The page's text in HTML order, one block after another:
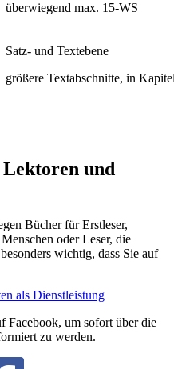
überwiegend max. 15-WS
Satz- und Textebene
größere Textabschnitte, in
und
Bücher für Erstleser,
oder Leser, die
wichtig, dass Sie auf
als Dienstleistung
Facebook, um sofort über die
zu werden.